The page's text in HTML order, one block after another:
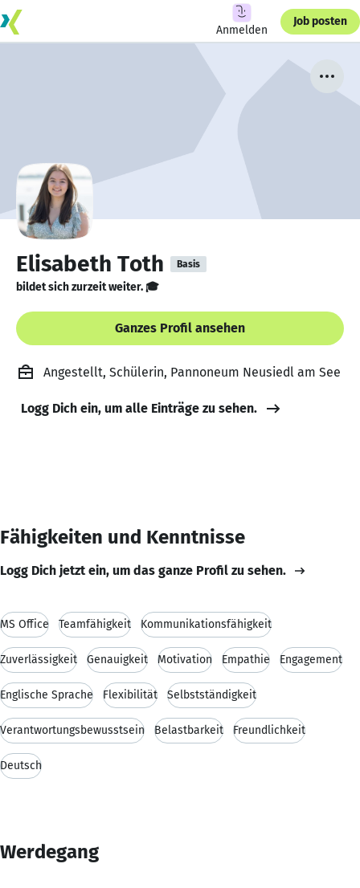
Anmelden
Job posten
Elisabeth Toth Basis
bildet sich zurzeit weiter. 🎓
Ganzes Profil ansehen
Angestellt, Schülerin, Pannoneum Neusiedl am See
Logg Dich ein, um alle Einträge zu sehen.
Fähigkeiten und Kenntnisse
Logg Dich jetzt ein, um das ganze Profil zu sehen.
MS Office Teamfähigkeit Kommunikationsfähigkeit
Zuverlässigkeit Genauigkeit Motivation Empathie Engagement
Englische Sprache Flexibilität Selbstständigkeit
Verantwortungsbewusstsein Belastbarkeit Freundlichkeit
Deutsch
Werdegang